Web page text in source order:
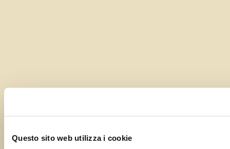
Questo sito web utilizza i cookie